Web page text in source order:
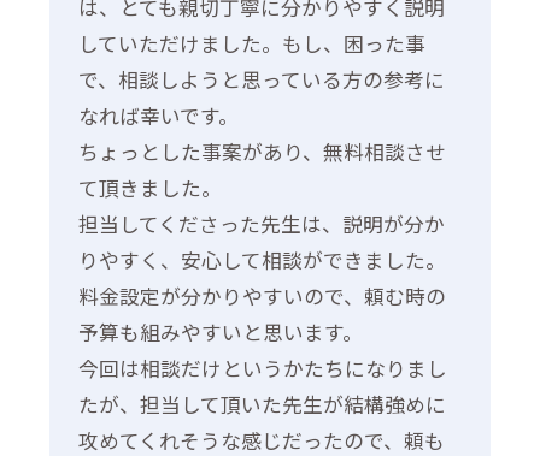
は、とても親切丁寧に分かりやすく説明
していただけました。もし、困った事
で、相談しようと思っている方の参考に
なれば幸いです。
ちょっとした事案があり、無料相談させ
て頂きました。
担当してくださった先生は、説明が分か
りやすく、安心して相談ができました。
料金設定が分かりやすいので、頼む時の
予算も組みやすいと思います。
今回は相談だけというかたちになりまし
たが、担当して頂いた先生が結構強めに
攻めてくれそうな感じだったので、頼も